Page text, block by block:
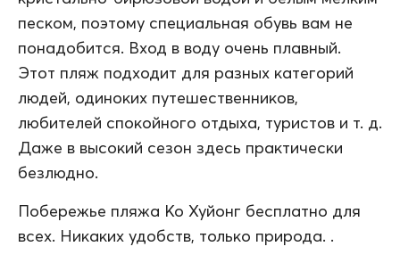
песком, поэтому специальная обувь вам не
понадобится. Вход в воду очень плавный.
Этот пляж подходит для разных категорий
людей, одиноких путешественников,
любителей спокойного отдыха, туристов и т. д.
Даже в высокий сезон здесь практически
безлюдно.
Побережье пляжа Ко Хуйонг бесплатно для
всех. Никаких удобств, только природа. .